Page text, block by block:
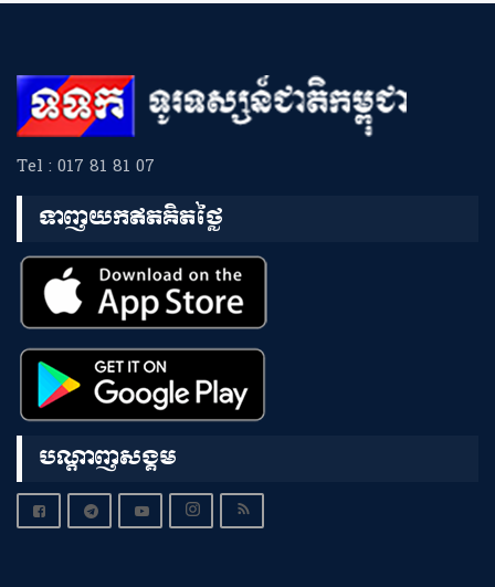
Tel : 017 81 81 07
ទាញយកឥតគិតថ្លៃ
បណ្តាញសង្គម